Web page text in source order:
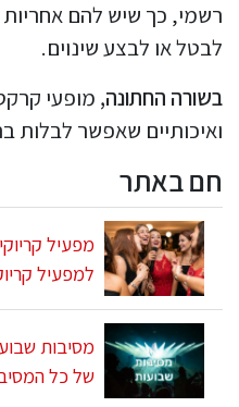
רשמי, כך שיש להם
לבטל או לבצע שינוים.
בשורה החתונה, מופעי
ואיכותיים שאפשר לבלות
חם באתר
למפעיל
של כל